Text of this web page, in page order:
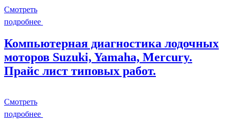
Смотреть
подробнее
Компьютерная диагностика лодочных
моторов Suzuki, Yamaha, Mercury.
Прайс лист типовых работ.
Смотреть
подробнее